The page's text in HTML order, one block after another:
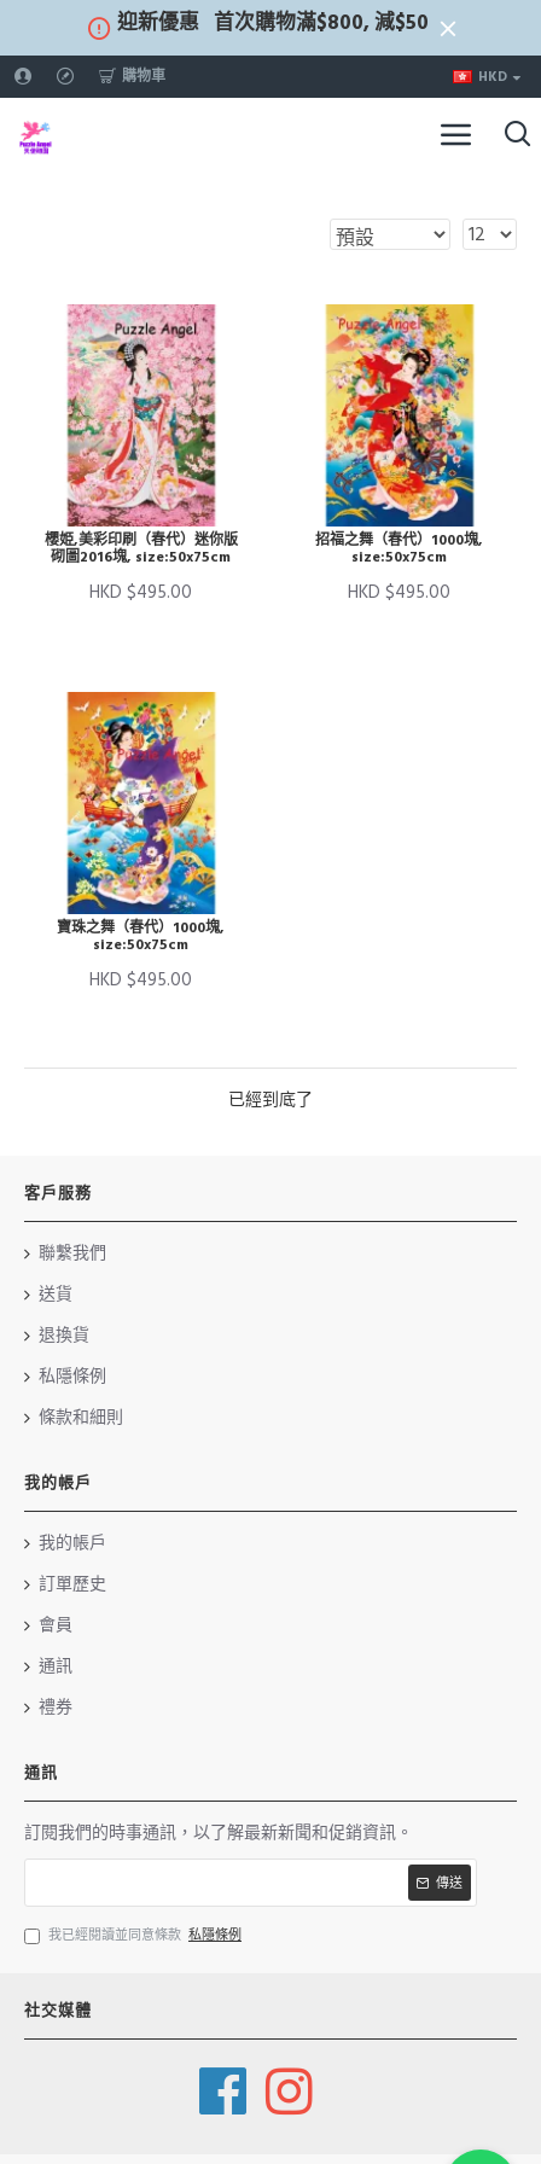
迎新優惠 首次購物滿$800, 減$50
購物車 HKD
櫻姫,美彩印刷（春代）迷你版
砌圖2016塊, size:50x75cm
HKD $495.00
招福之舞（春代）1000塊,
size:50x75cm
HKD $495.00
寶珠之舞（春代）1000塊,
size:50x75cm
HKD $495.00
已經到底了
客戶服務
聯繫我們
送貨
退換貨
私隱條例
條款和細則
我的帳戶
我的帳戶
訂單歷史
會員
通訊
禮券
通訊
訂閱我們的時事通訊，以了解最新新聞和促銷資訊。
傳送
我已經閱讀並同意條款 私隱條例
社交媒體